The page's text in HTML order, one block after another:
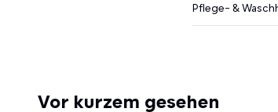
Pflege- &
Vor kurzem gesehen